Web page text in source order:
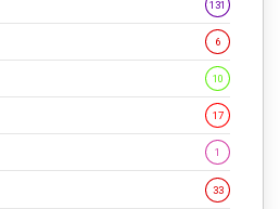
131
6
10
17
1
33